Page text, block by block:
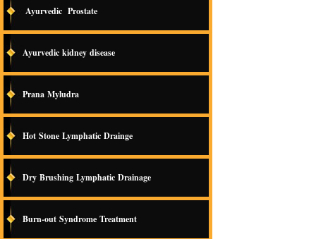
Ayurvedic Prostate
Ayurvedic kidney disease
Prana Myludra
Hot Stone Lymphatic Drainge
Dry Brushing Lymphatic Drainage
Burn-out Syndrome Treatment